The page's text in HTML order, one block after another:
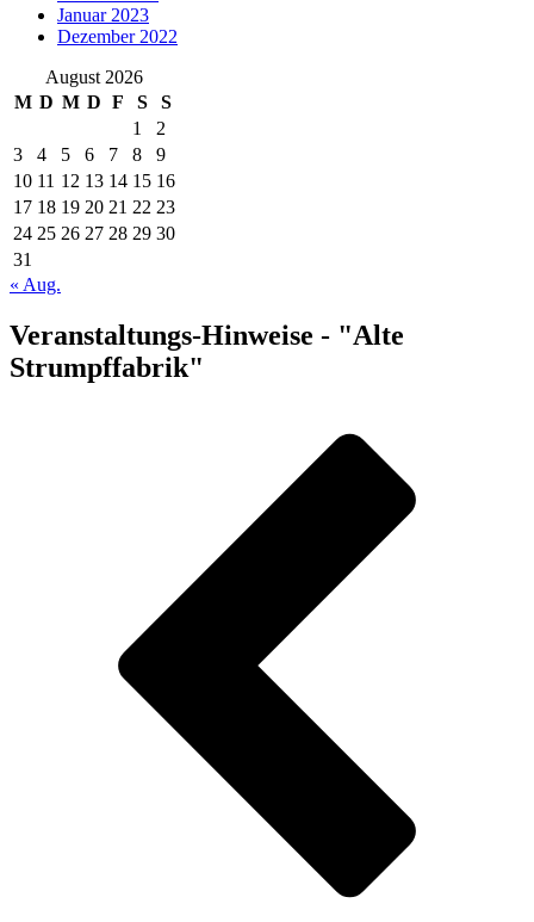
Januar 2023
Dezember 2022
August 2026
M D M D F S
S
1
2
3
4 5 6 7 8
9
10 11 12 13 14 15 16
17 18 19 20 21 22 23
24 25 26 27 28 29 30
31
« Aug.
Veranstaltungs-Hinweise - "Alte
Strumpffabrik"